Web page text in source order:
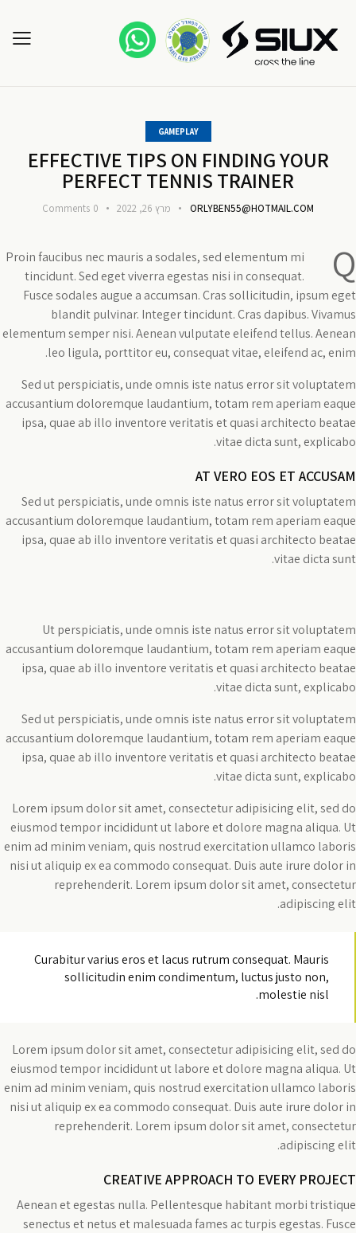
GAMEPLAY
EFFECTIVE TIPS ON FINDING YOUR
PERFECT TENNIS TRAINER
ORLYBEN55@HOTMAIL.COM מרץ 26, 2022 0
Comments
Q
Proin faucibus nec mauris a sodales, sed elementum mi
tincidunt. Sed eget viverra egestas nisi in consequat.
Fusce sodales augue a accumsan. Cras sollicitudin, ipsum eget
blandit pulvinar. Integer tincidunt. Cras dapibus. Vivamus
elementum semper nisi. Aenean vulputate eleifend tellus. Aenean
leo ligula, porttitor eu, consequat vitae, eleifend ac, enim.
Sed ut perspiciatis, unde omnis iste natus error sit voluptatem
accusantium doloremque laudantium, totam rem aperiam eaque
ipsa, quae ab illo inventore veritatis et quasi architecto beatae
vitae dicta sunt, explicabo.
AT VERO EOS ET ACCUSAM
Sed ut perspiciatis, unde omnis iste natus error sit voluptatem
accusantium doloremque laudantium, totam rem aperiam eaque
ipsa, quae ab illo inventore veritatis et quasi architecto beatae
vitae dicta sunt.
Ut perspiciatis, unde omnis iste natus error sit voluptatem
accusantium doloremque laudantium, totam rem aperiam eaque
ipsa, quae ab illo inventore veritatis et quasi architecto beatae
vitae dicta sunt, explicabo.
Sed ut perspiciatis, unde omnis iste natus error sit voluptatem
accusantium doloremque laudantium, totam rem aperiam eaque
ipsa, quae ab illo inventore veritatis et quasi architecto beatae
vitae dicta sunt, explicabo.
Lorem ipsum dolor sit amet, consectetur adipisicing elit, sed do
eiusmod tempor incididunt ut labore et dolore magna aliqua. Ut
enim ad minim veniam, quis nostrud exercitation ullamco laboris
nisi ut aliquip ex ea commodo consequat. Duis aute irure dolor in
reprehenderit. Lorem ipsum dolor sit amet, consectetur
adipiscing elit.
Curabitur varius eros et lacus rutrum consequat. Mauris
sollicitudin enim condimentum, luctus justo non,
molestie nisl.
Lorem ipsum dolor sit amet, consectetur adipisicing elit, sed do
eiusmod tempor incididunt ut labore et dolore magna aliqua. Ut
enim ad minim veniam, quis nostrud exercitation ullamco laboris
nisi ut aliquip ex ea commodo consequat. Duis aute irure dolor in
reprehenderit. Lorem ipsum dolor sit amet, consectetur
adipiscing elit.
CREATIVE APPROACH TO EVERY PROJECT
Aenean et egestas nulla. Pellentesque habitant morbi tristique
senectus et netus et malesuada fames ac turpis egestas. Fusce